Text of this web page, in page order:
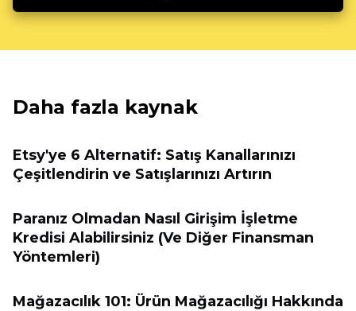
Daha fazla kaynak
Etsy'ye 6 Alternatif: Satış Kanallarınızı
Çeşitlendirin ve Satışlarınızı Artırın
Paranız Olmadan Nasıl Girişim İşletme
Kredisi Alabilirsiniz (Ve Diğer Finansman
Yöntemleri)
Mağazacılık 101: Ürün Mağazacılığı Hakkında